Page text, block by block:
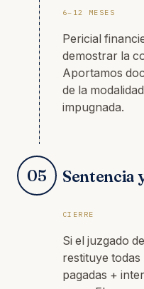
6–12 MESES
Pericial
demostrar la
Aportamos
de la
impugnada.
05 Sentencia
CIERRE
Si el juzgado
restituye todas
pagadas +